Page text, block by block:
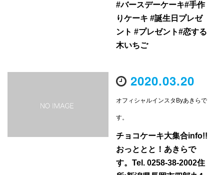
#バースデーケーキ#手作
りケーキ #誕生日プレゼ
ント #プレゼント#恋する
木いちご
2020.03.20
オフィシャルインスタByあきらで
す。
チョコケーキ大集合info!!
おっととと！あきらで
す。Tel. 0258-38-2002住